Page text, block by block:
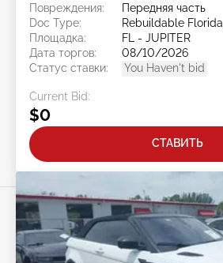
Повреждения:
Передняя часть
Doc Type:
Rebuildable Florida
Площадка:
FL - JUPITER
Дата торгов:
08/10/2026
Статус ставки:
You Haven't bid
Current Bid:
$0
СТАВИТЬ